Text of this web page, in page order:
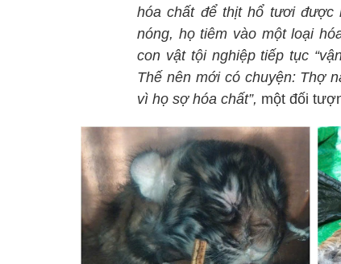
hóa chất để thịt hổ tươi được
nóng, họ tiêm vào một loại
con vật tội nghiệp tiếp tục
Thế nên mới có chuyện: Thợ
vì họ sợ hóa chất”, một đối